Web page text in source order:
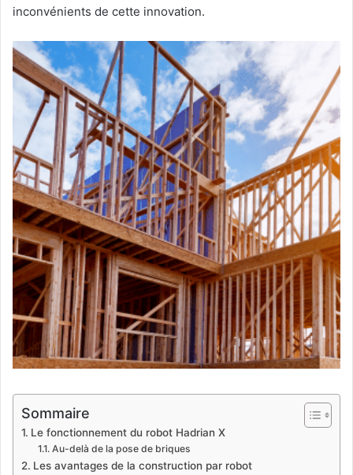
inconvénients de cette innovation.
Sommaire
Le fonctionnement du robot Hadrian X
Au-delà de la pose de briques
Les avantages de la construction par robot